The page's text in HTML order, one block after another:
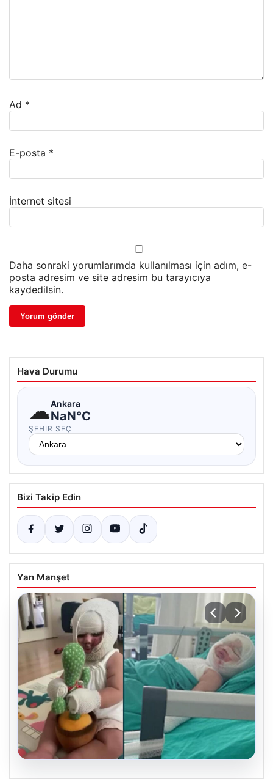
Ad *
E-posta *
İnternet sitesi
Daha sonraki yorumlarımda kullanılması için adım, e-
posta adresim ve site adresim bu tarayıcıya
kaydedilsin.
Hava Durumu
☁Ankara
NaN°C
ŞEHIR SEÇ
Bizi Takip Edin
Yan Manşet